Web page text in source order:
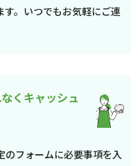
。いつでもお気軽にご連
くキャッシュ
のフォームに必要事項を入